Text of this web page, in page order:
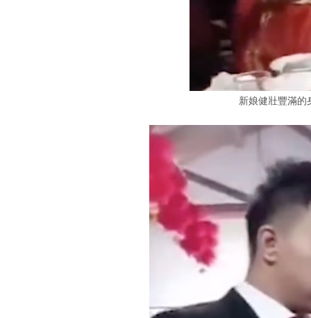
新娘健壯豐滿的